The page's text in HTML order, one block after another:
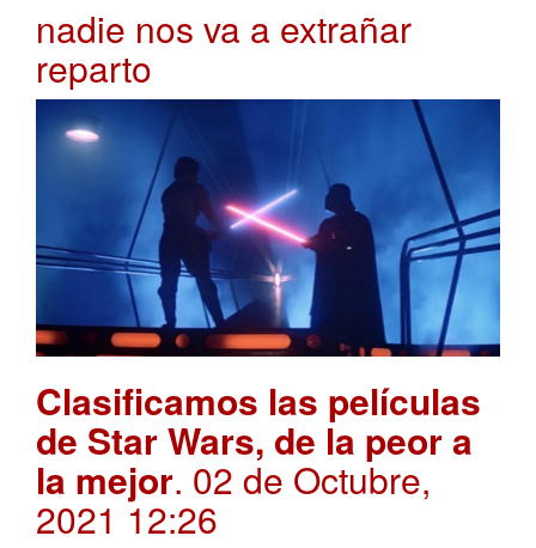
nadie nos va a extrañar
reparto
Clasificamos las películas
de Star Wars, de la peor a
la mejor. 02 de Octubre,
2021 12:26